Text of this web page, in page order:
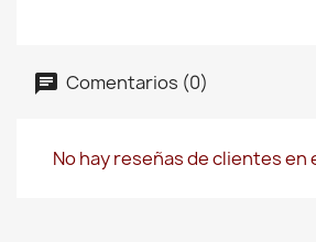
Comentarios (0)
No hay reseñas de clientes en